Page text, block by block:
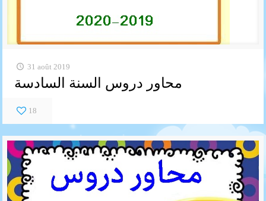
31 août 2019
محاور دروس السنة السادسة
18